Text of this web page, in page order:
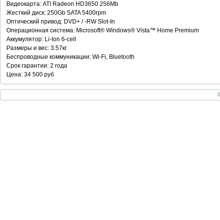
Видеокарта: ATI Radeon HD3650 256Mb
Жесткий диск: 250Gb SATA 5400rpm
Оптический привод: DVD+ / -RW Slot-In
Операционная система: Microsoft® Windows® Vista™ Home Premium
Аккумулятор: Li-Ion 6-cell
Размеры и вес: 3.57кг
Беспроводные коммуникации: Wi-Fi, Bluetooth
Срок гарантии: 2 года
Цена: 34 500 руб